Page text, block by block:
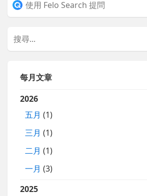
每月文章
2026
五月 (1)
三月 (1)
二月 (1)
一月 (3)
2025